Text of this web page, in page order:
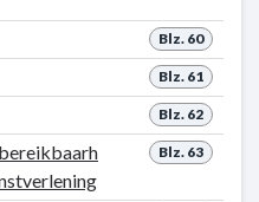
Blz. 60
Blz. 61
Blz. 62
Blz. 63